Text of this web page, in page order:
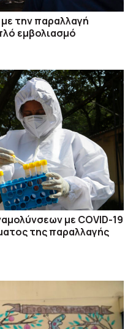
την παραλλαγή
εμβολιασμό
με COVID-19
της παραλλαγής